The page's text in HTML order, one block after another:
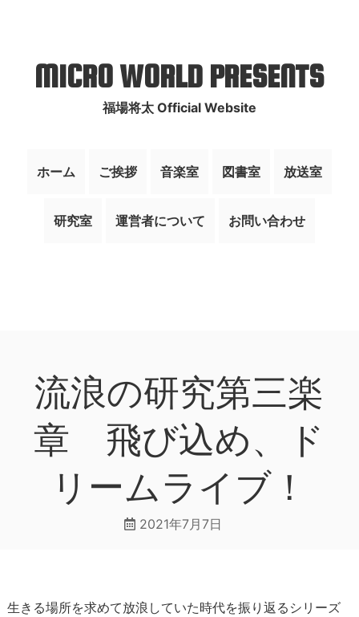
MICRO WORLD PRESENTS
福場将太 Official Website
ホーム ご挨拶 音楽室 図書室 放送室
研究室 運営者について お問い合わせ
流浪の研究第三楽
章 飛び込め、ド
リームライブ！
2021年7月7日
生きる場所を求めて放浪していた時代を振り返るシリーズ